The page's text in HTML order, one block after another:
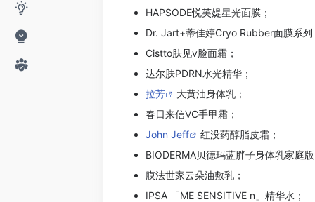
HAPSODE悦芙媞星光面膜；
Dr. Jart+蒂佳婷Cryo Rubber面膜系列
Cistto肤见v脸面霜；
达尔肤PDRN水光精华；
拉芳
大黄油身体乳；
春日来信VC手甲霜；
John Jeff
红没药醇脂皮霜；
BIODERMA贝德玛蓝胖子身体乳家庭版
膜法世家云朵油敷乳；
IPSA 「ME SENSITIVE n」精华水；